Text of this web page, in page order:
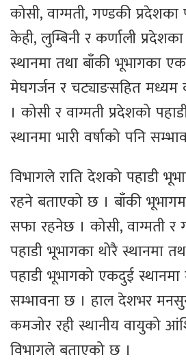
कोसी, वाग्मती, गण्डकी
केही, लुम्बिनी र कर्णाली
स्थानमा तथा बाँकी भूभागका
मेघगर्जन र चट्याङसहित मध्यम
। कोसी र वाग्मती प्रदेशको
स्थानमा भारी वर्षाको पनि
विभागले राति देशको पहाडी
रहने बताएको छ । बाँकी
सफा रहनेछ । कोसी, वाग्मती र
पहाडी भूभागका थोरै स्थानमा
पहाडी भूभागको एकदुई स्थानमा
सम्भावना छ । हाल देशभर
कमजोर रही स्थानीय वायुको
विभागले बताएको छ ।